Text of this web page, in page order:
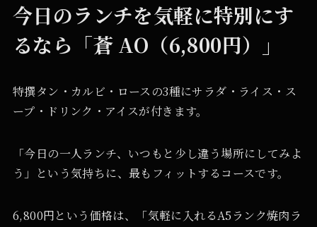
今日のランチを気軽に特別にす
るなら「蒼 AO（6,800円）」
特撰タン・カルビ・ロースの3種にサラダ・ライス・ス
ープ・ドリンク・アイスが付きます。
「今日の一人ランチ、いつもと少し違う場所にしてみよ
う」という気持ちに、最もフィットするコースです。
6,800円という価格は、「気軽に入れるA5ランク焼肉ラ